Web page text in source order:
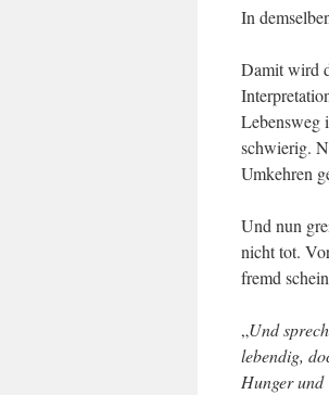
In
Damit wird
Lebensweg
schwierig.
Umkehren
Und nun
nicht tot.
fremd
„Und
lebendig,
Hunger und